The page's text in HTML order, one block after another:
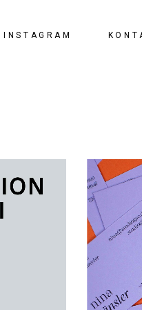
INSTAGRAM